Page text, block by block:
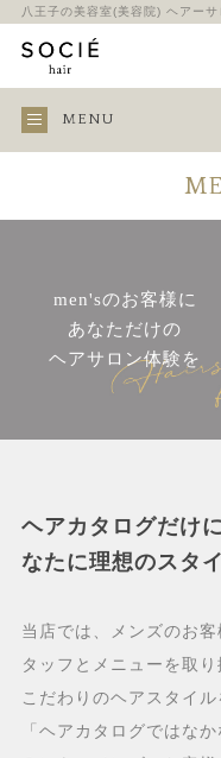
八王子の美容室(美容院) ヘアー
MENU
men'sのお客様に
あなただけの
ヘアサロン体験を
ヘアカタログだけ
なたに理想のスタ
当店では、メンズのお
タッフとメニューを取り
こだわりのヘアスタイ
「ヘアカタログではな